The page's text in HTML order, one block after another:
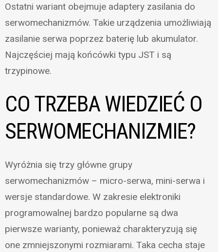
Ostatni wariant obejmuje adaptery zasilania do
serwomechanizmów. Takie urządzenia umożliwiają
zasilanie serwa poprzez baterię lub akumulator.
Najczęściej mają końcówki typu JST i są
trzypinowe.
CO TRZEBA WIEDZIEĆ O
SERWOMECHANIZMIE?
Wyróżnia się trzy główne grupy
serwomechanizmów – micro-serwa, mini-serwa i
wersje standardowe. W zakresie elektroniki
programowalnej bardzo popularne są dwa
pierwsze warianty, ponieważ charakteryzują się
one zmniejszonymi rozmiarami. Taka cecha staje